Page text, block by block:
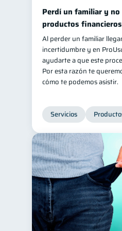
Perdí un familiar y no
productos
Al perder un familiar
incertidumbre y en
ayudarte a que este
Por esta razón te
cómo te podemos asistir.
Servicios